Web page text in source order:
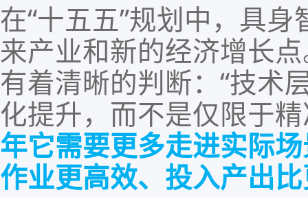
在“十五五”规划中，具
来产业和新的经济增长点
有着清晰的判断： “技术
化提升，而不是仅限于
年它需要更多走进实际
作业更高效、投入产出